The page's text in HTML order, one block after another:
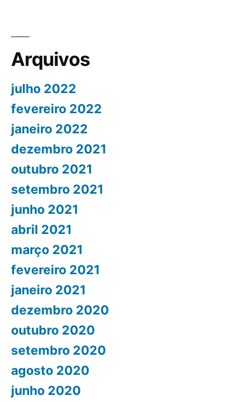
Arquivos
julho 2022
fevereiro 2022
janeiro 2022
dezembro 2021
outubro 2021
setembro 2021
junho 2021
abril 2021
março 2021
fevereiro 2021
janeiro 2021
dezembro 2020
outubro 2020
setembro 2020
agosto 2020
junho 2020